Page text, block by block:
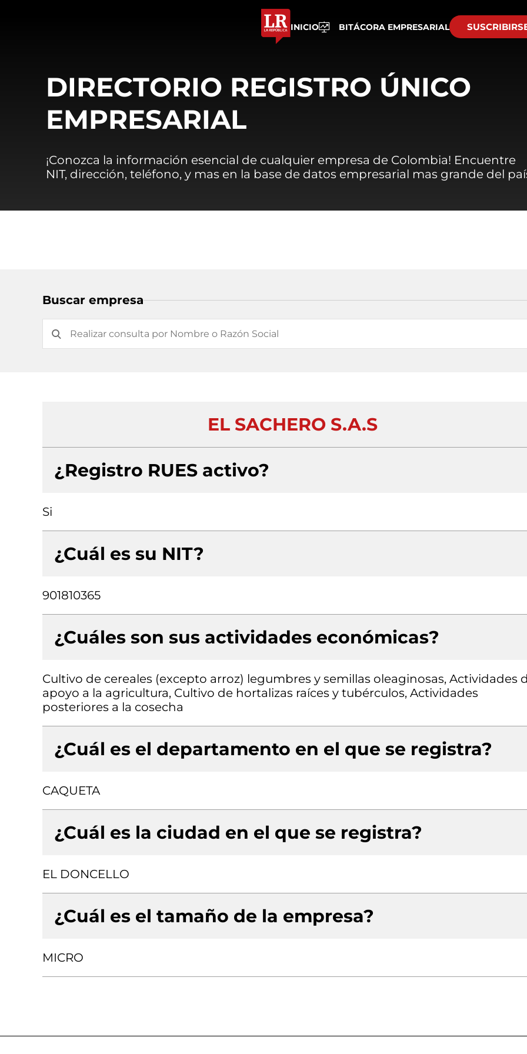
INICIO BITÁCORA EMPRESARIAL
DIRECTORIO REGISTRO ÚNICO
EMPRESARIAL
¡Conozca la información esencial de cualquier empresa de Colombia! Encuentre
NIT, dirección, teléfono, y mas en la base de datos empresarial mas grande del
Buscar empresa
EL SACHERO S.A.S
¿Registro RUES activo?
Si
¿Cuál es su NIT?
901810365
¿Cuáles son sus actividades económicas?
Cultivo de cereales (excepto arroz) legumbres y semillas oleaginosas, Actividades
apoyo a la agricultura, Cultivo de hortalizas raíces y tubérculos, Actividades
posteriores a la cosecha
¿Cuál es el departamento en el que se registra?
CAQUETA
¿Cuál es la ciudad en el que se registra?
EL DONCELLO
¿Cuál es el tamaño de la empresa?
MICRO